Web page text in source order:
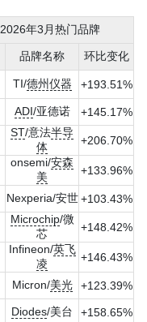
2026年3月热门品牌
品牌名称 环比变化
TI/德州仪器 +193.51%
ADI/亚德诺 +145.17%
ST/意法半导
体
+206.70%
onsemi/安森
美
+133.96%
Nexperia/安世 +103.43%
Microchip/微
芯
+148.42%
Infineon/英飞
凌
+146.43%
Micron/美光 +123.39%
Diodes/美台 +158.65%